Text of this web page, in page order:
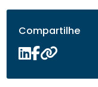
Compartilhe